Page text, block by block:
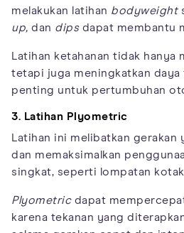
melakukan latihan bodyweight
up, dan dipsdapat membantu
Latihan ketahanan tidak
tetapi juga meningkatkan daya
penting untuk pertumbuhan
3. Latihan Plyometric
Latihan ini melibatkan gerakan
dan memaksimalkan
singkat, seperti lompatan
Plyometricdapat
karena tekanan yang